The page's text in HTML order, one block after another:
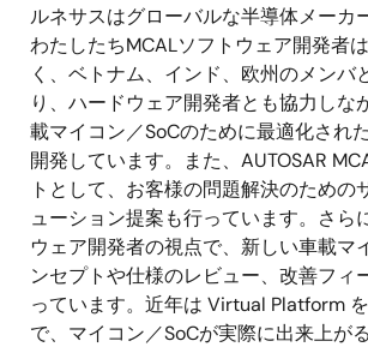
ルネサスはグローバルな半導体メーカ
わたしたちMCALソフトウェア開発者
く、ベトナム、インド、欧州のメンバ
り、ハードウェア開発者とも協力しな
載マイコン／SoCのために最適化され
開発しています。また、AUTOSAR
トとして、お客様の問題解決のための
ューション提案も行っています。さら
ウェア開発者の視点で、新しい車載マ
ンセプトや仕様のレビュー、改善フィ
っています。近年は Virtual Platform
で、マイコン／SoCが実際に出来上が